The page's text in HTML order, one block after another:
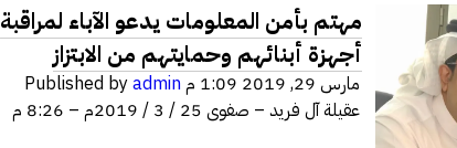
الاجتماعي.. منصة لممارسة الابتزاز
الإلكترونية من السرقة والاحتيال
اختراق موقع أرامكو
درس المناعة .
مهتم بأمن المعلومات يدعو الآباء لمراقبة
أجهزة أبنائهم وحمايتهم من الابتزاز
مارس 29, 2019 1:09 م Published byadmin
عقيلة آل فريد – صفوى 25 / 3 / 2019م – 8:26 م